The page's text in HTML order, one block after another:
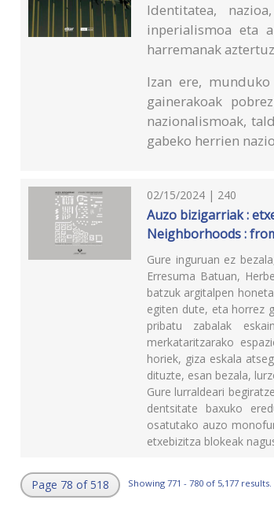
Identitatea,
inperialismoa eta
harremanak
Izan ere,
gainerakoak
nazionalismoak,
gabeko herrien
02/15/2024 | 240
Auzo bizigarriak :
Neighborhoods :
Gure inguruan ez
Erresuma Batuan,
batzuk argitalpen
egiten dute, eta horrez
pribatu zabalak
merkataritzarako
horiek, giza eskala
dituzte, esan bezala,
Gure lurraldeari
dentsitate baxuko
osatutako auzo
etxebizitza blokeak
Page 78 of 518 Showing 771 - 780 of 5,177 results.